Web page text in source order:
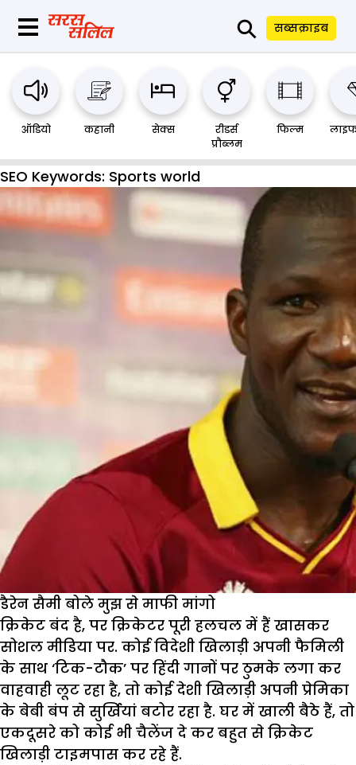
⚲ सब्सक्राइब
ऑडियो कहानी सेक्स
रीडर्स
प्रौब्लम
फिल्म
SEO Keywords: Sports world
डैरेन सैमी बोले मुझ से माफी मांगो
क्रिकेट बंद है, पर क्रिकेटर पूरी हलचल में हैं खासकर
सोशल मीडिया पर. कोई विदेशी खिलाड़ी अपनी फैमिली
के साथ ‘टिक-टौक’ पर हिंदी गानों पर ठुमके लगा कर
वाहवाही लूट रहा है, तो कोई देशी खिलाड़ी अपनी प्रेमिका
के बेबी बंप से सुर्खियां बटोर रहा है. घर में खाली बैठे हैं, तो
एकदूसरे को कोई भी चैलेंज दे कर बहुत से क्रिकेट
खिलाड़ी टाइमपास कर रहे हैं.